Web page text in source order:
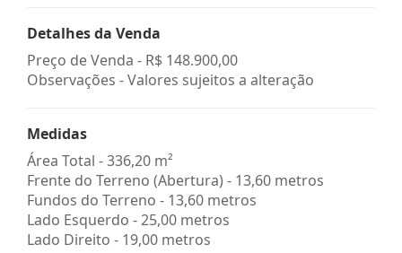
Detalhes da Venda
Preço de Venda - R$ 148.900,00
Observações - Valores sujeitos a alteração
Medidas
Área Total - 336,20 m²
Frente do Terreno (Abertura) - 13,60 metros
Fundos do Terreno - 13,60 metros
Lado Esquerdo - 25,00 metros
Lado Direito - 19,00 metros